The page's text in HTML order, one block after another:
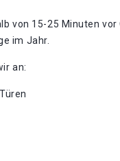
von 15-25 Minuten vor
im Jahr.
an: